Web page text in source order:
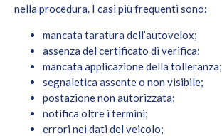
nella procedura. I casi più frequenti sono:
mancata taratura dell’autovelox;
assenza del certificato di verifica;
mancata applicazione della tolleranza;
segnaletica assente o non visibile;
postazione non autorizzata;
notifica oltre i termini;
errori nei dati del veicolo;